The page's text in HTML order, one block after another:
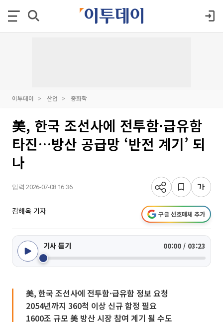
이투데이 산업 중화학
美, 한국 조선사에 전투함·급유함
타진…방산 공급망 ‘반전 계기’ 되
나
입력 2026-07-08 16:36
김해욱 기자 구글 선호매체 추가
기사 듣기 00:00 / 03:23
美, 한국 조선사에 전투함·급유함 정보 요청
2054년까지 360척 이상 신규 함정 필요
1600조 규모 美 방산 시장 참여 계기 될 수도